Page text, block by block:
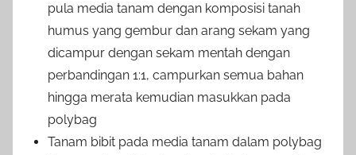
pula media tanam dengan komposisi tanah
humus yang gembur dan arang sekam yang
dicampur dengan sekam mentah dengan
perbandingan 1:1, campurkan semua bahan
hingga merata kemudian masukkan pada
polybag
Tanam bibit pada media tanam dalam polybag